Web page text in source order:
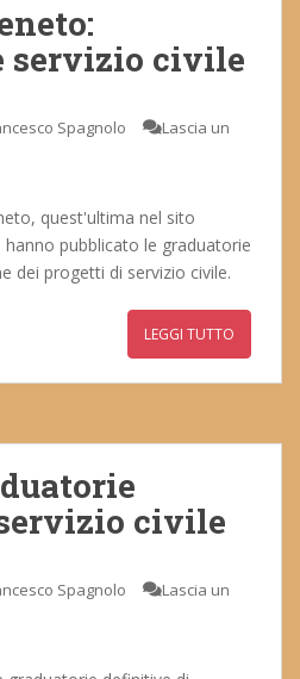
servizio civile
Spagnolo
Lascia un
quest'ultima nel sito
pubblicato le graduatorie
dei progetti di servizio civile.
LEGGI TUTTO
civile
Spagnolo
Lascia un